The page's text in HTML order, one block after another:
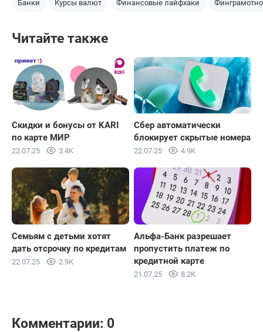
Банки Курсы валют Финансовые лайфхаки
Читайте также
Скидки и бонусы от KARI
по карте МИР
22.07.25 3.4K
Сбер автоматически
блокирует скрытые номера
22.07.25 4.9K
Семьям с детьми хотят
дать отсрочку по кредитам
22.07.25 2.9K
Альфа-Банк разрешает
пропустить платеж по
кредитной карте
21.07.25 8.2K
Комментарии: 0